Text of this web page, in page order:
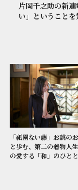
片岡千之助の新
い」ということ
「祇園ない藤」お誂の
と歩む、第二の着物人
の愛する「和」のひとと